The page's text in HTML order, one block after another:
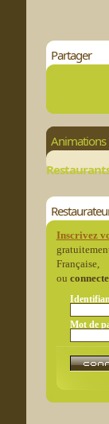
Partager
Animations
Inscrivez
Française,
ou
Mot de